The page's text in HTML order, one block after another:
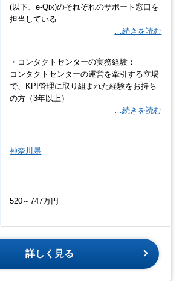
(以下、e-Qix)のそれぞれのサポート窓口を
担当している
…続きを読む
・コンタクトセンターの実務経験：
コンタクトセンターの運営を牽引する立場
で、KPI管理に取り組まれた経験をお持ち
の方（3年以上）
…続きを読む
神奈川県
520～747万円
詳しく見る